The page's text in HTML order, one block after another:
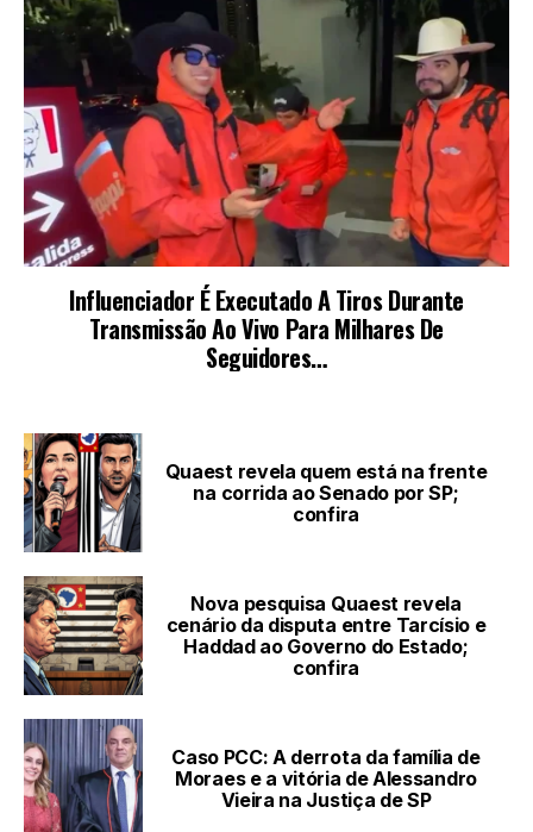
Quaest revela quem está na frente
na corrida ao Senado por SP;
confira
Nova pesquisa Quaest revela
cenário da disputa entre Tarcísio e
Haddad ao Governo do Estado;
confira
Caso PCC: A derrota da família de
Moraes e a vitória de Alessandro
Vieira na Justiça de SP